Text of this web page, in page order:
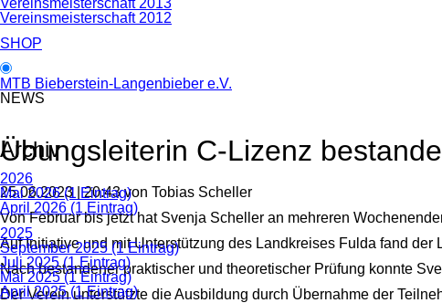
Vereinsmeisterschaft 2012
SHOP
MTB Bieberstein-Langenbieber e.V.
NEWS
Übungsleiterin C-Lizenz
25.06.2023 | 20:43von Tobias Scheller
Von Februar bis jetzt hat Svenja Scheller an mehreren
Auf Initiative und mit Unterstützung des Landkreises Fulda fand
Nach bestandener praktischer und theoretischer Prüfung konnte
Der Verein unterstützte die Ausbildung durch Übernahme der
Archiv
2026
Mai 2026 (1 Eintrag)
April 2026 (1 Eintrag)
2025
September 2025 (1 Eintrag)
Juli 2025 (1 Eintrag)
Mai 2025 (1 Eintrag)
April 2025 (1 Eintrag)